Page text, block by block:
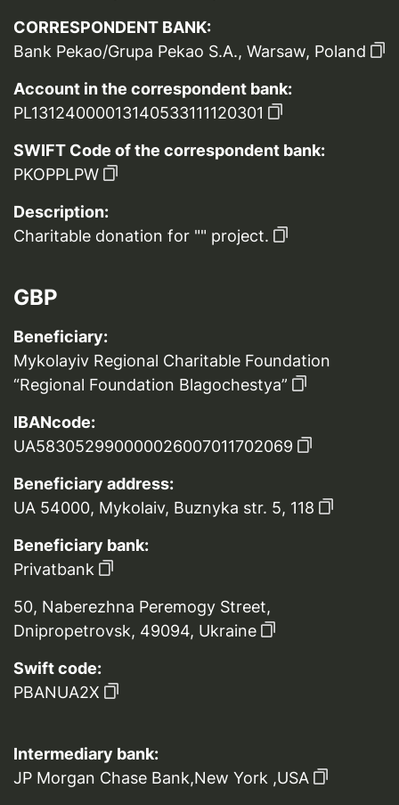
CORRESPONDENT BANK:
Bank Pekao/Grupa Pekao S.A., Warsaw, Poland
Account in the correspondent bank:
PL13124000013140533111120301
SWIFT Code of the correspondent bank:
PKOPPLPW
Description:
Charitable donation for "" project.
GBP
Beneficiary:
Mykolayiv Regional Charitable Foundation
“Regional Foundation Blagochestya”
IBANcode:
UA583052990000026007011702069
Beneficiary address:
UA 54000, Mykolaiv, Buznyka str. 5, 118
Beneficiary bank:
Privatbank
50, Naberezhna Peremogy Street,
Dnipropetrovsk, 49094, Ukraine
Swift code:
PBANUA2X
Intermediary bank:
JP Morgan Chase Bank,New York ,USA